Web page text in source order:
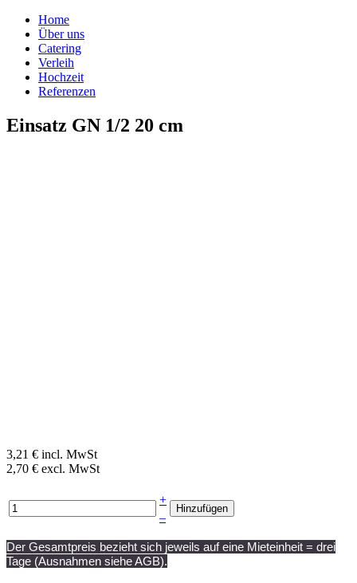
Home
Über uns
Catering
Verleih
Hochzeit
Referenzen
Einsatz GN 1/2 20 cm
3,21 € incl. MwSt
2,70 € excl. MwSt
+
–
Der Gesamtpreis bezieht sich jeweils auf eine Mieteinheit = drei
Tage (Ausnahmen siehe AGB).